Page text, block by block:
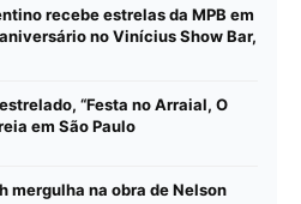
recebe estrelas da MPB em
no Vinícius Show Bar,
“Festa no Arraial, O
em São Paulo
mergulha na obra de Nelson